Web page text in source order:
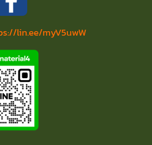
lin.ee/myV5uwW